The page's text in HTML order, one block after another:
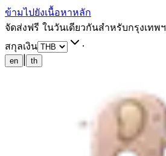
ข้ามไปยังเนื้อหาหลัก
จัดส่งฟรี ในวันเดียวกันสำหรับกรุงเทพฯ
สกุลเงิน
·
en th